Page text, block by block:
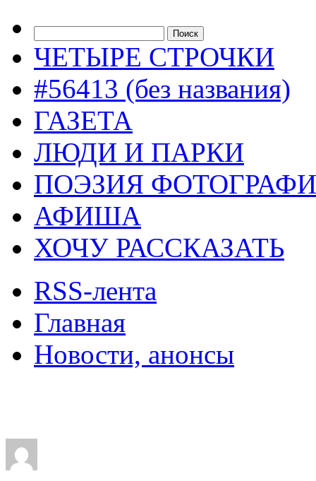
ЧЕТЫРЕ СТРОЧКИ
#56413 (без названия)
ГАЗЕТА
ЛЮДИ И ПАРКИ
ПОЭЗИЯ
АФИША
ХОЧУ РАССКАЗАТЬ
RSS-лента
Главная
Новости, анонсы